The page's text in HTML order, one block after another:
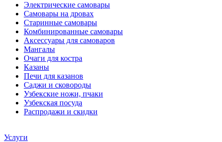
Электрические самовары
Cамовары на дровах
Старинные самовары
Комбинированные самовары
Аксессуары для самоваров
Мангалы
Очаги для костра
Казаны
Печи для казанов
Саджи и сковороды
Узбекские ножи, пчаки
Узбекская посуда
Распродажи и скидки
Услуги